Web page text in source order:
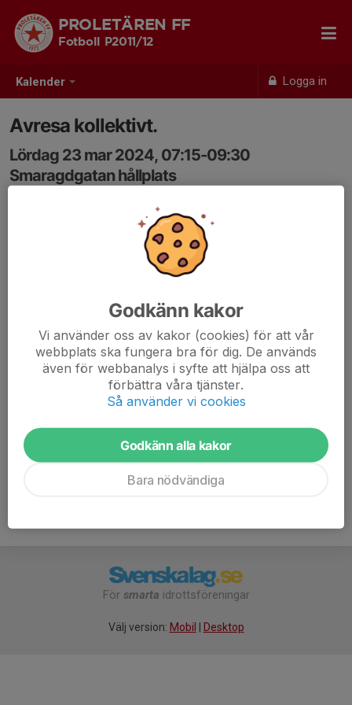
Kalender Logga in
PROLETÄREN FF
Fotboll P2011/12
Avresa kollektivt.
Lördag 23 mar 2024, 07:15-09:30
Smaragdgatan hållplats
OBS! Vi fick inte tillräckligt med bilar så vissa kommer
behöva åka kollektivt. Med samling 07:15 vid
smaragdgatan hållplats. spåret åker 07:27.!!
Dom som åker med Henrik och Derian är följande.
Henrik-Viggo, Amr, Nebil, Serhat
Derian-Derian, Ruben, Edwin,
Dom som åker kollektiv är. Chinedu, Dahya, Bilaal,
För smarta idrottsföreningar
Välj version: Mobil Desktop
Godkänn kakor
Vi använder oss av kakor (cookies) för att vår
webbplats ska fungera bra för dig. De används
även för webbanalys i syfte att hjälpa oss att
förbättra våra tjänster.
Så använder vi cookies
Godkänn alla kakor
Bara nödvändiga